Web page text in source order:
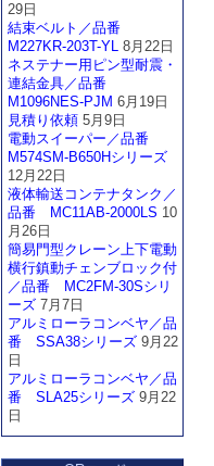
29日
結束ベルト／品番
M227KR-203T-YL 8月22日
ネステナー用ピン型耐震・
連結金具／品番
M1096NES-PJM 6月19日
見積り依頼 5月9日
電動スイーパー／品番
M574SM-B650Hシリーズ
12月22日
液体輸送コンテナタンク／
品番 MC11AB-2000LS 10
月26日
簡易門型クレーン上下電動
横行鎮動チェンブロック付
／品番 MC2FM-30Sシリ
ーズ 7月7日
アルミローラコンベヤ／品
番 SSA38シリーズ 9月22
日
アルミローラコンベヤ／品
番 SLA25シリーズ 9月22
日